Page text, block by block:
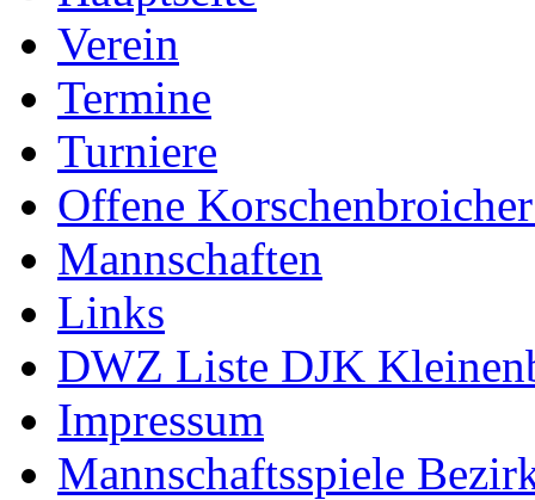
Verein
Termine
Turniere
Offene
Mannschaften
Links
DWZ Liste DJK
Impressum
Mannschaftsspiele